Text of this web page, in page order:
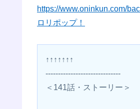
https://www.oninkun.com/
ロリポップ！
↑↑↑↑↑↑↑
------------------------------
＜141話・ストーリー＞